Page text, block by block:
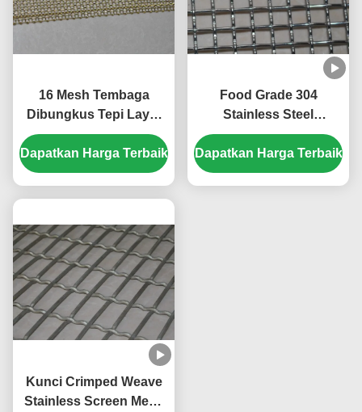
16 Mesh Tembaga
Dibungkus Tepi Layar
Stainless Steel Wire
Mesh Lebar 40mm
Dapatkan Harga Terbaik
Food Grade 304
Stainless Steel
Anyaman Crimped Wire
Filter Speaker Grill
Layar Mesh untuk
Dapatkan Harga Terbaik
Kunci Crimped Weave
Stainless Screen Mesh